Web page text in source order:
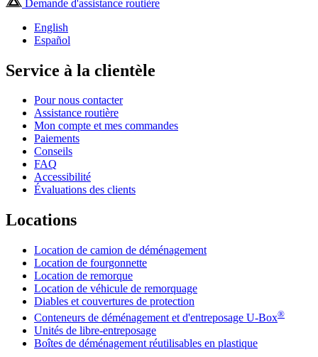
Demande d'assistance routière
English
Español
Service à la clientèle
Pour nous contacter
Assistance routière
Mon compte et mes commandes
Paiements
Conseils
FAQ
Accessibilité
Évaluations des clients
Locations
Location de camion de déménagement
Location de fourgonnette
Location de remorque
Location de véhicule de remorquage
Diables et couvertures de protection
Conteneurs de déménagement et d'entreposage U-Box®
Unités de libre-entreposage
Boîtes de déménagement réutilisables en plastique